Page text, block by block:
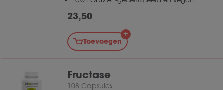
23,50
Toevoegen
Fructase
108 Capsules